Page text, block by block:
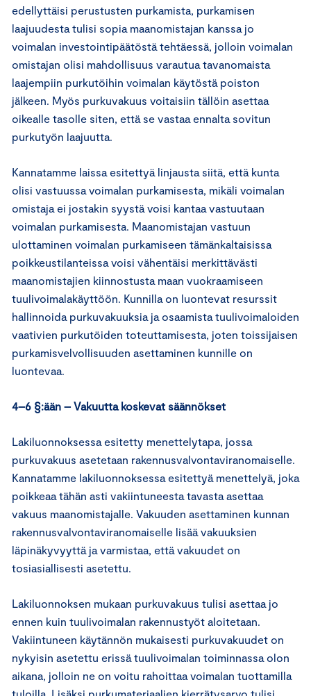
edellyttäisi perustusten purkamista, purkamisen
laajuudesta tulisi sopia maanomistajan kanssa jo
voimalan investointipäätöstä tehtäessä, jolloin voimalan
omistajan olisi mahdollisuus varautua tavanomaista
laajempiin purkutöihin voimalan käytöstä poiston
jälkeen. Myös purkuvakuus voitaisiin tällöin asettaa
oikealle tasolle siten, että se vastaa ennalta sovitun
purkutyön laajuutta.
Kannatamme laissa esitettyä linjausta siitä, että kunta
olisi vastuussa voimalan purkamisesta, mikäli voimalan
omistaja ei jostakin syystä voisi kantaa vastuutaan
voimalan purkamisesta. Maanomistajan vastuun
ulottaminen voimalan purkamiseen tämänkaltaisissa
poikkeustilanteissa voisi vähentäisi merkittävästi
maanomistajien kiinnostusta maan vuokraamiseen
tuulivoimalakäyttöön. Kunnilla on luontevat resurssit
hallinnoida purkuvakuuksia ja osaamista tuulivoimaloiden
vaativien purkutöiden toteuttamisesta, joten toissijaisen
purkamisvelvollisuuden asettaminen kunnille on
luontevaa.
4–6 §:ään – Vakuutta koskevat säännökset
Lakiluonnoksessa esitetty menettelytapa, jossa
purkuvakuus asetetaan rakennusvalvontaviranomaiselle.
Kannatamme lakiluonnoksessa esitettyä menettelyä, joka
poikkeaa tähän asti vakiintuneesta tavasta asettaa
vakuus maanomistajalle. Vakuuden asettaminen kunnan
rakennusvalvontaviranomaiselle lisää vakuuksien
läpinäkyvyyttä ja varmistaa, että vakuudet on
tosiasiallisesti asetettu.
Lakiluonnoksen mukaan purkuvakuus tulisi asettaa jo
ennen kuin tuulivoimalan rakennustyöt aloitetaan.
Vakiintuneen käytännön mukaisesti purkuvakuudet on
nykyisin asetettu erissä tuulivoimalan toiminnassa olon
aikana, jolloin ne on voitu rahoittaa voimalan tuottamilla